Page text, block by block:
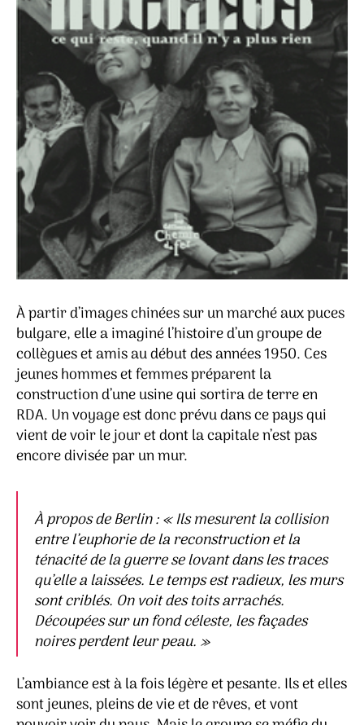
À partir d’images chinées sur un marché aux puces
bulgare, elle a imaginé l’histoire d’un groupe de
collègues et amis au début des années 1950. Ces
jeunes hommes et femmes préparent la
construction d’une usine qui sortira de terre en
RDA. Un voyage est donc prévu dans ce pays qui
vient de voir le jour et dont la capitale n’est pas
encore divisée par un mur.
À propos de Berlin :« Ils mesurent la collision
entre l’euphorie de la reconstruction et la
ténacité de la guerre se lovant dans les traces
qu’elle a laissées. Le temps est radieux, les murs
sont criblés. On voit des toits arrachés.
Découpées sur un fond céleste, les façades
noires perdent leur peau. »
L’ambiance est à la fois légère et pesante. Ils et elles
sont jeunes, pleins de vie et de rêves, et vont